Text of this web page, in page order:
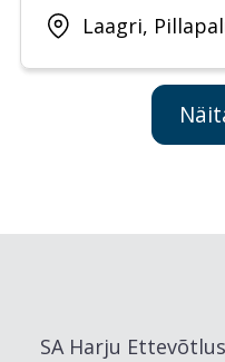
Laagri,
SA Harju